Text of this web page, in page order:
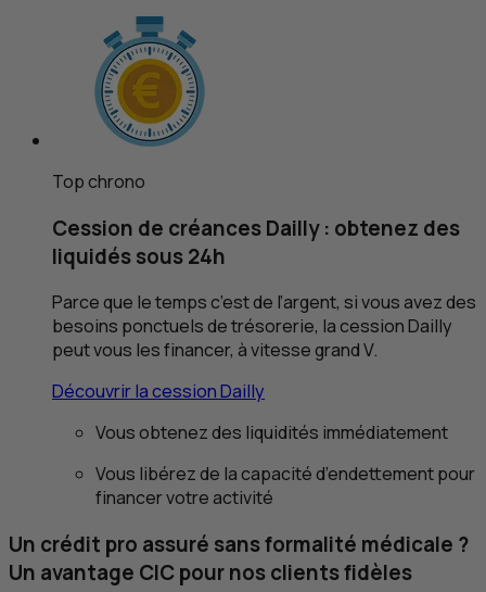
Top chrono
Cession de créances Dailly : obtenez des
liquidés sous 24h
Parce que le temps c’est de l’argent, si vous avez des
besoins ponctuels de trésorerie, la cession Dailly
peut vous les financer, à vitesse grand V.
Découvrir la cession Dailly
Vous obtenez des liquidités immédiatement
Vous libérez de la capacité d’endettement pour
financer votre activité
Un crédit pro assuré sans formalité médicale ?
Un avantage CIC pour nos clients fidèles